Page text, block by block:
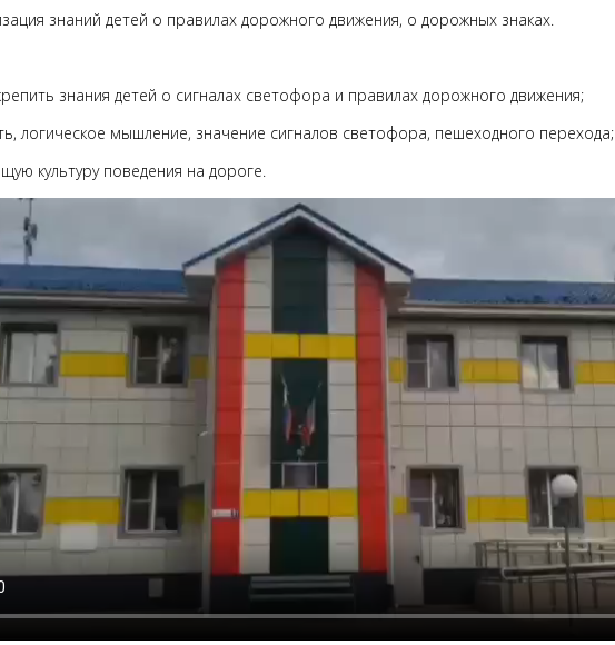
знаний детей о правилах дорожного движения, о дорожных знаках.
знания детей о сигналах светофора и правилах дорожного движения;
логическое мышление, значение сигналов светофора, пешеходного перехода;
культуру поведения на дороге.